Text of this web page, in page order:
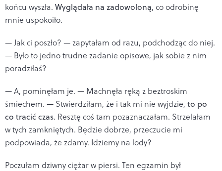
końcu wyszła. Wyglądała na zadowoloną, co odrobinę
mnie uspokoiło.
— Jak ci poszło? — zapytałam od razu, podchodząc do niej.
— Było to jedno trudne zadanie opisowe, jak sobie z nim
poradziłaś?
— A, pominęłam je. — Machnęła ręką z beztroskim
śmiechem. — Stwierdziłam, że i tak mi nie wyjdzie, to po
co tracić czas. Resztę coś tam pozaznaczałam. Strzelałam
w tych zamkniętych. Będzie dobrze, przeczucie mi
podpowiada, że zdamy. Idziemy na lody?
Poczułam dziwny ciężar w piersi. Ten egzamin był